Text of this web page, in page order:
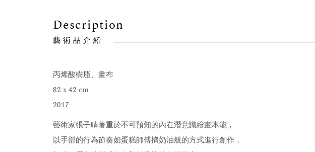
Description
藝術品介紹
丙烯酸樹脂、畫布
82 x 42 cm
2017
藝術家張子晴著重於不可預知的內在潛意識繪畫本能，
以手部的行為節奏如蛋糕師傅擠奶油般的方式進行創作，